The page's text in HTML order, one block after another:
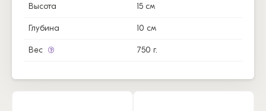
Высота 15 см
Глубина 10 см
Вес 750 г.